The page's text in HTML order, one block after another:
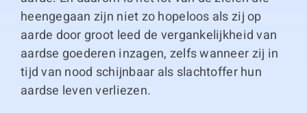
heengegaan zijn niet zo hopeloos als zij op
aarde door groot leed de vergankelijkheid van
aardse goederen inzagen, zelfs wanneer zij in
tijd van nood schijnbaar als slachtoffer hun
aardse leven verliezen.